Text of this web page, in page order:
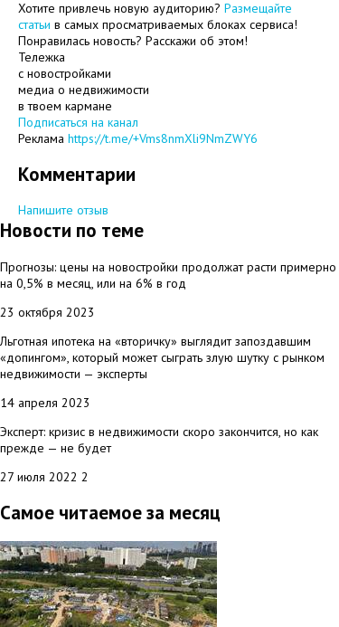
Хотите привлечь новую аудиторию? Размещайте
статьи в самых просматриваемых блоках сервиса!
Понравилась новость? Расскажи об этом!
Тележка
с новостройками
медиа о недвижимости
в твоем кармане
Подписаться на канал
Реклама https://t.me/+Vms8nmXli9NmZWY6
Комментарии
Напишите отзыв
Новости по теме
Прогнозы: цены на новостройки продолжат расти примерно
на 0,5% в месяц, или на 6% в год
23 октября 2023
Льготная ипотека на «вторичку» выглядит запоздавшим
«допингом», который может сыграть злую шутку с рынком
недвижимости — эксперты
14 апреля 2023
Эксперт: кризис в недвижимости скоро закончится, но как
прежде — не будет
27 июля 2022 2
Самое читаемое за месяц